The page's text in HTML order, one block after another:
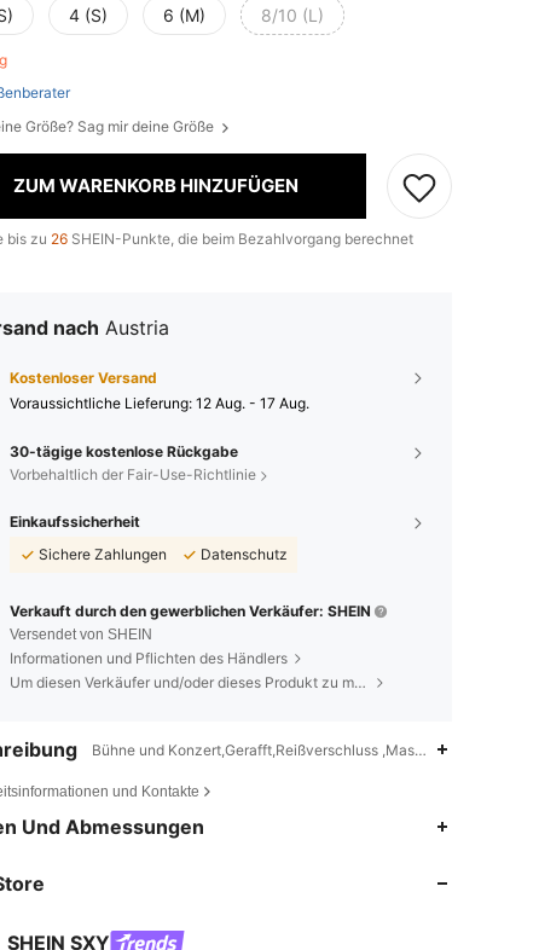
4 (S) 6 (M) 8/10 (L)
Größe? Sag mir deine Größe
ZUM WARENKORB HINZUFÜGEN
bis zu 26 SHEIN-Punkte, die beim Bezahlvorgang berechnet
nach Austria
Kostenloser Versand
Voraussichtliche Lieferung: 12 Aug. - 17 Aug.
30-tägige kostenlose Rückgabe
Vorbehaltlich der Fair-Use-Richtlinie
Einkaufssicherheit
Sichere Zahlungen
Datenschutz
Verkauft durch den gewerblichen Verkäufer: SHEIN
Versendet von SHEIN
Informationen und Pflichten des Händlers
Um diesen Verkäufer und/oder dieses Produkt zu melden
Bühne und Konzert,Gerafft,Reißverschluss ,Maschinenwäsche,
und Kontakte
Und Abmessungen
SHEIN SXY
4,86